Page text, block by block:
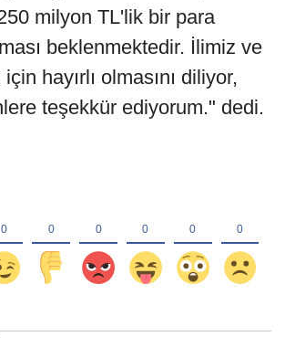
milyon TL'lik bir para
beklenmektedir. İlimiz ve
hayırlı olmasını diliyor,
teşekkür ediyorum." dedi.